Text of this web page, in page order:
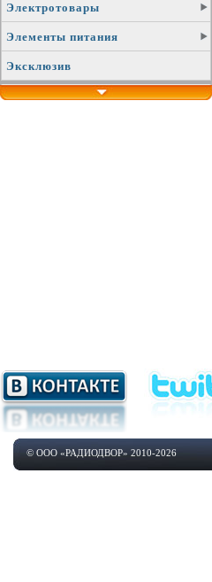
Электротовары
Элементы питания
Эксклюзив
© ООО «РАДИОДВОР» 2010-2026